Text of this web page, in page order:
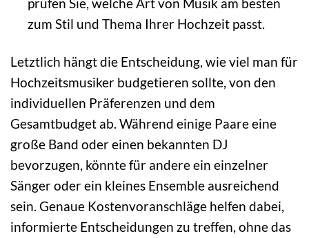
zum Stil und Thema Ihrer Hochzeit passt.
Letztlich hängt die Entscheidung, wie viel man für
Hochzeitsmusiker budgetieren sollte, von den
individuellen Präferenzen und dem
Gesamtbudget ab. Während einige Paare eine
große Band oder einen bekannten DJ
bevorzugen, könnte für andere ein einzelner
Sänger oder ein kleines Ensemble ausreichend
sein. Genaue Kostenvoranschläge helfen dabei,
informierte Entscheidungen zu treffen, ohne das